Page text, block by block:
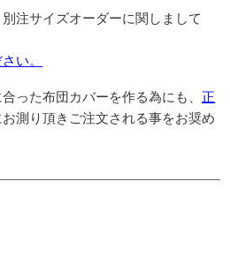
注サイズオーダーに関しまして
い。
った布団カバーを作る為にも、 正
お測り頂きご注文される事をお奨め